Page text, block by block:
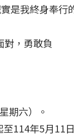
是我終身奉行
對，勇敢負
期六）。
114年5月11日